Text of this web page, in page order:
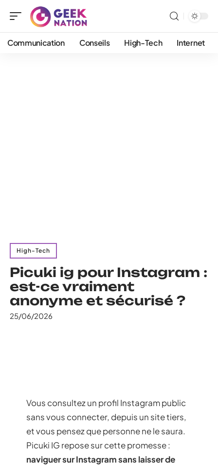
Communication Conseils High-Tech Internet
High-Tech
Picuki ig pour Instagram :
est-ce vraiment
anonyme et sécurisé ?
25/06/2026
Vous consultez un profil Instagram public
sans vous connecter, depuis un site tiers,
et vous pensez que personne ne le saura.
Picuki IG repose sur cette promesse :
naviguer sur Instagram sans laisser de